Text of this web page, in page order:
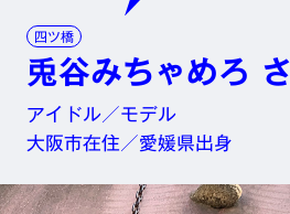
四ツ橋
兎谷みちゃめろ
アイドル／モデル
大阪市在住／愛媛県出身